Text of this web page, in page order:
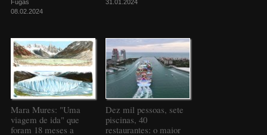
Fugas
08.02.2024
31.01.2024
Mara Mures: "Uma
viagem de ida" que
foram 18 meses a
Dez mil pessoas, sete
piscinas, 40
restaurantes: o maior